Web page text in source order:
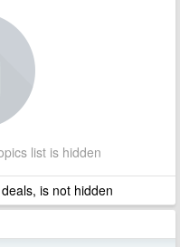
list is hidden
is not hidden